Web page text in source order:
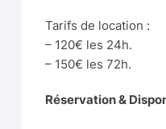
Tarifs de location :
– 120€ les 24h.
– 150€ les 72h.
Réservation &